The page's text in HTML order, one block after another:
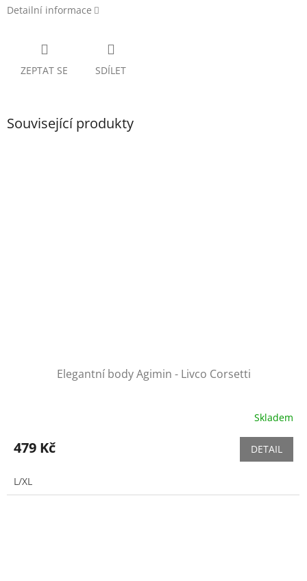
Detailní informace
ZEPTAT SE SDÍLET
Související produkty
Elegantní body Agimin - Livco Corsetti
Skladem
479 Kč DETAIL
L/XL